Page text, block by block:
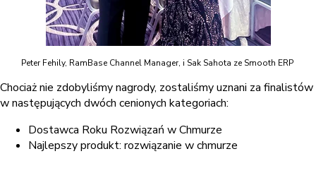
Peter Fehily, RamBase Channel Manager, i Sak Sahota ze Smooth ERP
Chociaż nie zdobyliśmy nagrody, zostaliśmy uznani za finalistów
w następujących dwóch cenionych kategoriach:
Dostawca Roku Rozwiązań w Chmurze
Najlepszy produkt: rozwiązanie w chmurze